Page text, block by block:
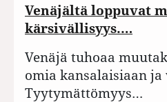
Venäjältä loppuvat
kärsivällisyys.…
Venäjä tuhoaa
omia kansalaisiaan
Tyytymättömyys…